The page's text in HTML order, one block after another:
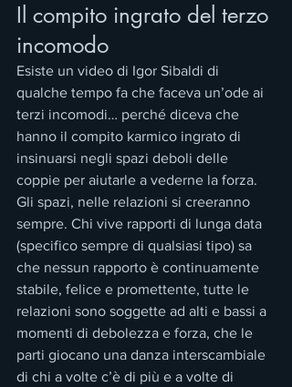
Il compito ingrato del terzo
incomodo
Esiste un video di Igor Sibaldi di
qualche tempo fa che faceva un’ode ai
terzi incomodi… perché diceva che
hanno il compito karmico ingrato di
insinuarsi negli spazi deboli delle
coppie per aiutarle a vederne la forza.
Gli spazi, nelle relazioni si creeranno
sempre. Chi vive rapporti di lunga data
(specifico sempre di qualsiasi tipo) sa
che nessun rapporto è continuamente
stabile, felice e promettente, tutte le
relazioni sono soggette ad alti e bassi a
momenti di debolezza e forza, che le
parti giocano una danza interscambiale
di chi a volte c’è di più e a volte di